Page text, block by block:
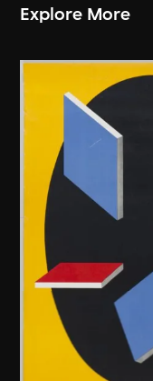
Explore More